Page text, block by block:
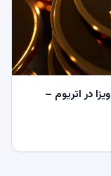
در اتریوم –